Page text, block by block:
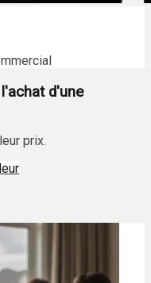
d'une
prix.